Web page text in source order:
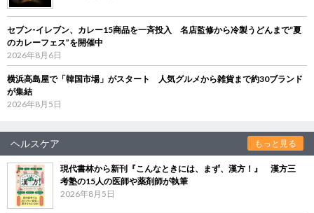
セブン‐イレブン、カレー15商品を一斉投入 名店監修から冷製うどんまで“夏
のカレーフェス”を開催中
2026年8月6日
横浜高島屋で「韓国市場」がスタート 人気グルメから雑貨まで約30ブランド
が集結
2026年8月5日
ヘルスケア もっと見る
現代書林から新刊『こんなときには、まず、漢方！』 漢方三
考塾の15人の医師や薬剤師が執筆
2026年8月5日